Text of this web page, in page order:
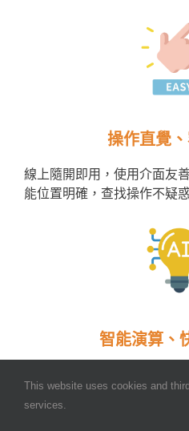
操作直覺
線上隨開即用，使用介面友
能位置明確，查找操作不疑
智能演算、
內建強大演算法，可自動分
品資料，省時省力、降低錯
This website uses cookies and
services.